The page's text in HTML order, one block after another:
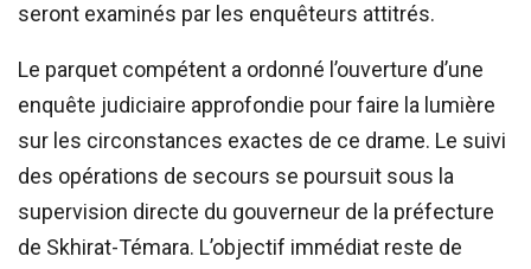
seront examinés par les enquêteurs attitrés.
Le parquet compétent a ordonné l’ouverture d’une
enquête judiciaire approfondie pour faire la lumière
sur les circonstances exactes de ce drame. Le suivi
des opérations de secours se poursuit sous la
supervision directe du gouverneur de la préfecture
de Skhirat-Témara. L’objectif immédiat reste de